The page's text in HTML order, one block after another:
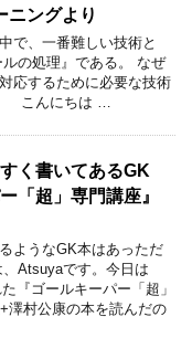
ングより
で、一番難しい技術と
の処理』である。 なぜ
応するために必要な技術
こんにちは …
く書いてあるGK
「超」専門講座』
ようなGK本はあっただ
Atsuyaです。今日は
『ゴールキーパー「超」
村公康の本を読んだの